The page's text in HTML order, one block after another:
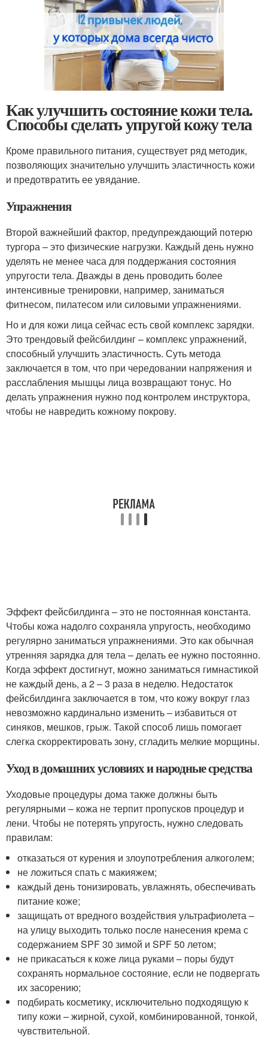
Как улучшить состояние кожи тела.
Способы сделать упругой кожу тела
Кроме правильного питания, существует ряд методик,
позволяющих значительно улучшить эластичность кожи
и предотвратить ее увядание.
Упражнения
Второй важнейший фактор, предупреждающий потерю
тургора – это физические нагрузки. Каждый день нужно
уделять не менее часа для поддержания состояния
упругости тела. Дважды в день проводить более
интенсивные тренировки, например, заниматься
фитнесом, пилатесом или силовыми упражнениями.
Но и для кожи лица сейчас есть свой комплекс зарядки.
Это трендовый фейсбилдинг – комплекс упражнений,
способный улучшить эластичность. Суть метода
заключается в том, что при чередовании напряжения и
расслабления мышцы лица возвращают тонус. Но
делать упражнения нужно под контролем инструктора,
чтобы не навредить кожному покрову.
Эффект фейсбилдинга – это не постоянная константа.
Чтобы кожа надолго сохраняла упругость, необходимо
регулярно заниматься упражнениями. Это как обычная
утренняя зарядка для тела – делать ее нужно постоянно.
Когда эффект достигнут, можно заниматься гимнастикой
не каждый день, а 2 – 3 раза в неделю. Недостаток
фейсбилдинга заключается в том, что кожу вокруг глаз
невозможно кардинально изменить – избавиться от
синяков, мешков, грыж. Такой способ лишь помогает
слегка скорректировать зону, сгладить мелкие морщины.
Уход в домашних условиях и народные средства
Уходовые процедуры дома также должны быть
регулярными – кожа не терпит пропусков процедур и
лени. Чтобы не потерять упругость, нужно следовать
правилам:
отказаться от курения и злоупотребления алкоголем;
не ложиться спать с макияжем;
каждый день тонизировать, увлажнять, обеспечивать
питание коже;
защищать от вредного воздействия ультрафиолета –
на улицу выходить только после нанесения крема с
содержанием SPF 30 зимой и SPF 50 летом;
не прикасаться к коже лица руками – поры будут
сохранять нормальное состояние, если не подвергать
их засорению;
подбирать косметику, исключительно подходящую к
типу кожи – жирной, сухой, комбинированной, тонкой,
чувствительной.